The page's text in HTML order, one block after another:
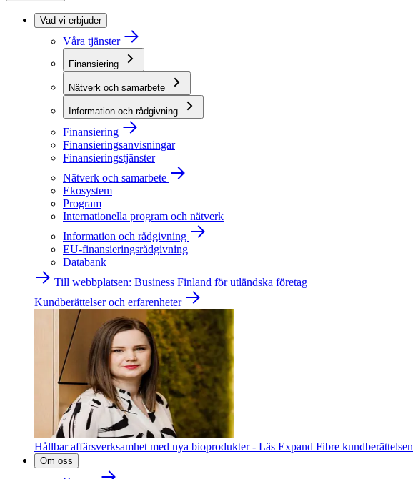
Vad vi erbjuder
Våra tjänster
Finansiering
Nätverk och samarbete
Information och rådgivning
Finansiering
Finansieringsanvisningar
Finansieringstjänster
Nätverk och samarbete
Ekosystem
Program
Internationella program och nätverk
Information och rådgivning
EU-finansieringsrådgivning
Databank
Till webbplatsen: Business Finland för utländska företag
Kundberättelser och erfarenheter
Hållbar affärsverksamhet med nya bioprodukter - Läs Expand Fibre kundberättelsen
Om oss